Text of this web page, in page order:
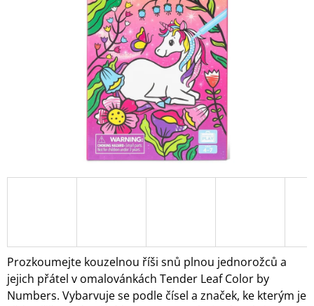
Prozkoumejte kouzelnou říši snů plnou jednorožců a
jejich přátel v omalovánkách Tender Leaf Color by
Numbers. Vybarvuje se podle čísel a značek, ke kterým je
HLEDAT
P
O
R
U
Č